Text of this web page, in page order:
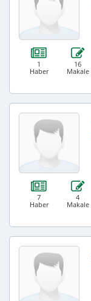
1
Haber
16
Makale
7
Haber
4
Makale